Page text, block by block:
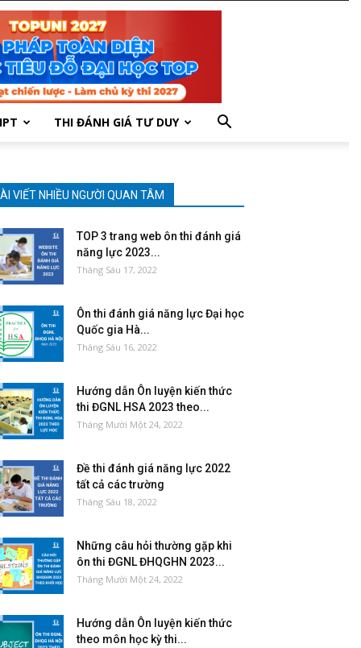
THI ĐÁNH GIÁ TƯ DUY
VIẾT NHIỀU NGƯỜI QUAN TÂM
TOP 3 trang web ôn thi đánh giá
năng lực 2023...
Tháng Sáu 17, 2022
Ôn thi đánh giá năng lực Đại học
Quốc gia Hà...
Tháng Sáu 16, 2022
Hướng dẫn Ôn luyện kiến thức
thi ĐGNL HSA 2023 theo...
Tháng Mười Một 24, 2022
Đề thi đánh giá năng lực 2022
tất cả các trường
Tháng Sáu 18, 2022
Những câu hỏi thường gặp khi
ôn thi ĐGNL ĐHQGHN 2023...
Tháng Mười Một 24, 2022
Hướng dẫn Ôn luyện kiến thức
theo môn học kỳ thi...